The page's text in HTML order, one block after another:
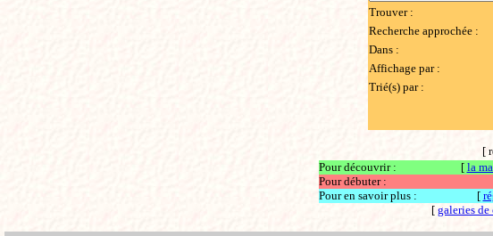
Trouver :
Recherche approchée :
Dans :
Affichage par :
Trié(s) par :
[
Pour découvrir :
[ la
Pour débuter :
Pour en savoir plus :
[
[ galeries de